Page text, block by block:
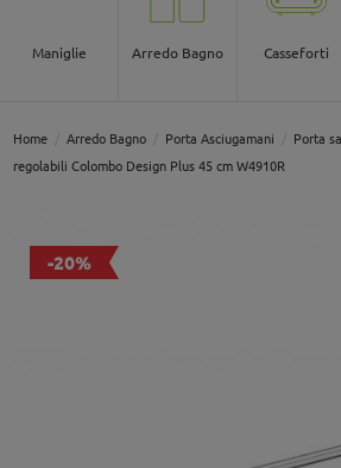
Maniglie Arredo Bagno Casseforti
Home Arredo Bagno Porta Asciugamani
Porta
regolabili Colombo Design Plus 45 cm W4910R
-20%